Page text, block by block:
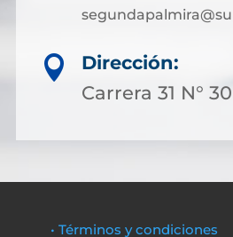

Dirección:
Carrera 31 N°
• Términos y condiciones